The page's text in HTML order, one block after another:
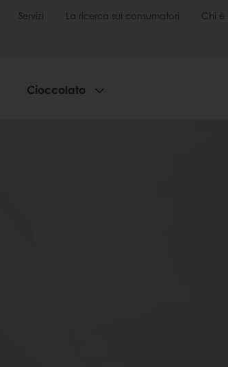
Servizi La ricerca sui consumatori Chi è
Cioccolato